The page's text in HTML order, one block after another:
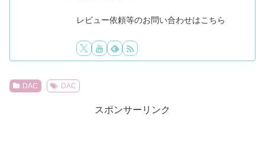
レビュー依頼等のお問い合わせはこちら
DAC DAC
スポンサーリンク